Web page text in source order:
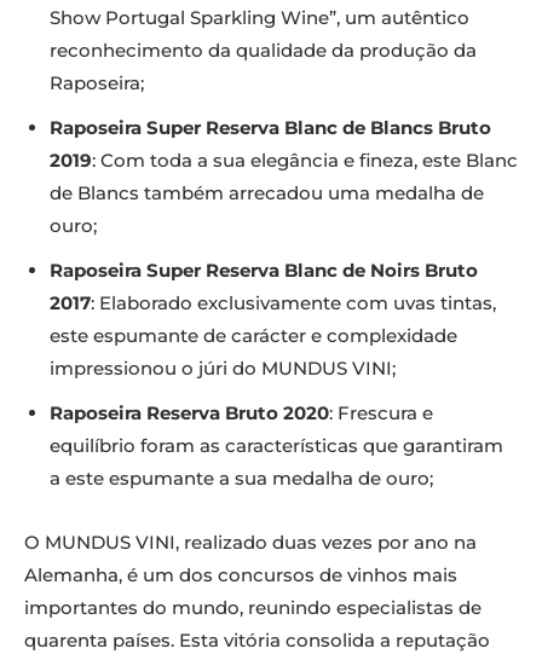
Show Portugal Sparkling Wine”, um autêntico
reconhecimento da qualidade da produção da
Raposeira;
Raposeira Super Reserva Blanc de Blancs Bruto
2019: Com toda a sua elegância e fineza, este Blanc
de Blancs também arrecadou uma medalha de
ouro;
Raposeira Super Reserva Blanc de Noirs Bruto
2017: Elaborado exclusivamente com uvas tintas,
este espumante de carácter e complexidade
impressionou o júri do MUNDUS VINI;
Raposeira Reserva Bruto 2020: Frescura e
equilíbrio foram as características que garantiram
a este espumante a sua medalha de ouro;
O MUNDUS VINI, realizado duas vezes por ano na
Alemanha, é um dos concursos de vinhos mais
importantes do mundo, reunindo especialistas de
quarenta países. Esta vitória consolida a reputação